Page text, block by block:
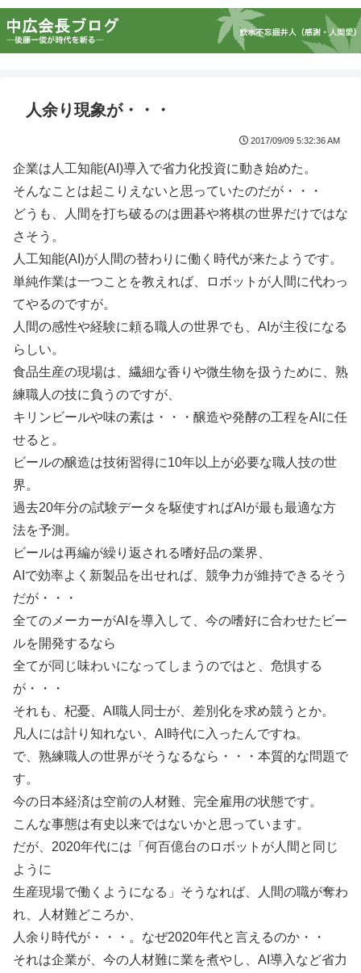
人余り現象が・・・
2017/09/09 5:32:36 AM
企業は人工知能(AI)導入で省力化投資に動き始めた。
そんなことは起こりえないと思っていたのだが・・・
どうも、人間を打ち破るのは囲碁や将棋の世界だけではな
さそう。
人工知能(AI)が人間の替わりに働く時代が来たようです。
単純作業は一つことを教えれば、ロボットが人間に代わっ
てやるのですが。
人間の感性や経験に頼る職人の世界でも、AIが主役になる
らしい。
食品生産の現場は、繊細な香りや微生物を扱うために、熟
練職人の技に負うのですが、
キリンビールや味の素は・・・醸造や発酵の工程をAIに任
せると。
ビールの醸造は技術習得に10年以上が必要な職人技の世
界。
過去20年分の試験データを駆使すればAIが最も最適な方
法を予測。
ビールは再編が繰り返される嗜好品の業界、
AIで効率よく新製品を出せれば、競争力が維持できるそう
だが・・・
全てのメーカーがAIを導入して、今の嗜好に合わせたビー
ルを開発するなら
全てが同じ味わいになってしまうのではと、危惧する
が・・・
それも、杞憂、AI職人同士が、差別化を求め競うとか。
凡人には計り知れない、AI時代に入ったんですね。
で、熟練職人の世界がそうなるなら・・・本質的な問題で
す。
今の日本経済は空前の人材難、完全雇用の状態です。
こんな事態は有史以来ではないかと思っています。
だが、2020年代には「何百億台のロボットが人間と同じ
ように
生産現場で働くようになる」そうなれば、人間の職が奪わ
れ、人材難どころか、
人余り時代が・・・。なぜ2020年代と言えるのか・・
それは企業が、今の人材難に業を煮やし、AI導入など省力